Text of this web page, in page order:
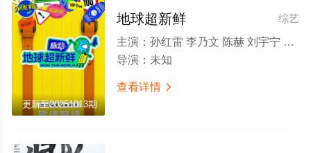
更新至20251013期
综艺
地球超新鲜
主演： 孙红雷 李乃文 陈赫 刘宇宁 龚俊 陈星旭 王玉雯 欧阳娣娣
导演： 未知
查看详情 